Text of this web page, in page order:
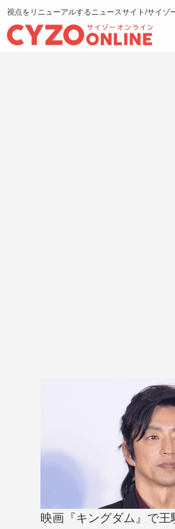
視点をリニューアルするニュースサイト/サイゾ
映画『キングダム』で王